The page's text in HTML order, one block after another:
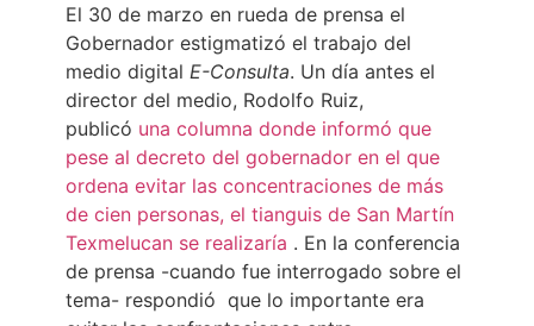
El 30 de marzo en rueda de prensa el
Gobernador estigmatizó el trabajo del
medio digital E-Consulta. Un día antes el
director del medio, Rodolfo Ruiz,
publicó una columna donde informó que
pese al decreto del gobernador en el que
ordena evitar las concentraciones de más
de cien personas, el tianguis de San Martín
Texmelucan se realizaría . En la conferencia
de prensa -cuando fue interrogado sobre el
tema- respondió que lo importante era